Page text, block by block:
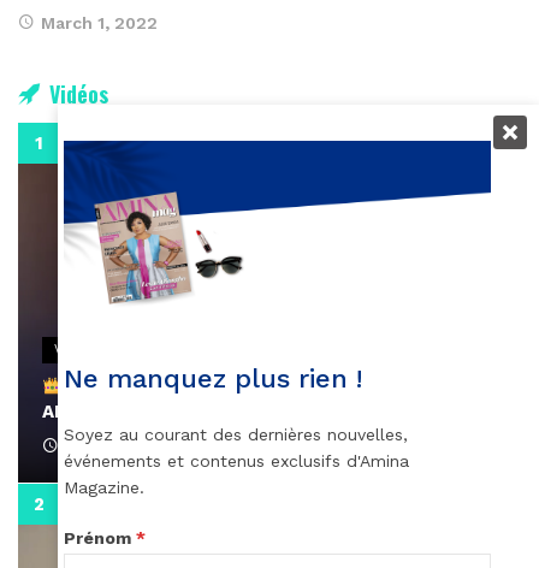
March 1, 2022
Vidéos
0:29
VIDEOS
Remerciements à Ayden pour son message sur
AMINA, le Magazine de la Femme
April 1, 2022
Ne manquez plus rien !
Soyez au courant des dernières nouvelles,
événements et contenus exclusifs d'Amina
Magazine.
Prénom *